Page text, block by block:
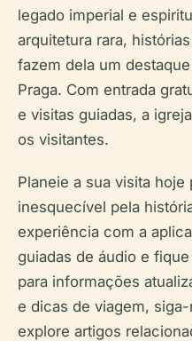
legado imperial e
arquitetura rara,
fazem dela um
Praga. Com entrada
e visitas guiadas, a
os visitantes.
Planeie a sua visita hoje
inesquecível pela
experiência com a
guiadas de áudio e
para informações
e dicas de viagem,
explore artigos